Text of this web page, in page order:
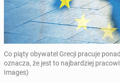
Co piąty obywatel Grecji pracuje
oznacza, że jest to najbardziej
Images)